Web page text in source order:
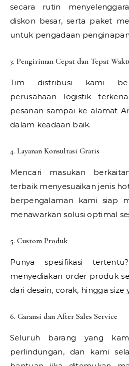
secara rutin
diskon besar, serta paket
untuk pengadaan
3. Pengiriman Cepat dan Tepat
Tim distribusi kami
perusahaan logistik
pesanan sampai ke alamat
dalam keadaan baik.
4. Layanan Konsultasi Gratis
Mencari masukan
terbaik menyesuaikan jenis
berpengalaman kami siap
menawarkan solusi optimal
5. Custom Produk
Punya spesifikasi
menyediakan order produk
dari desain, corak, hingga size
6. Garansi dan After Sales Service
Seluruh barang yang
perlindungan, dan kami